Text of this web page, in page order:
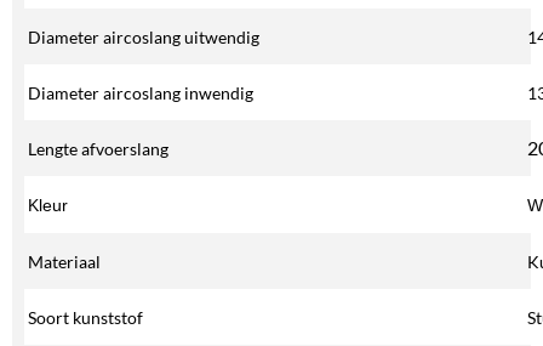
Diameter aircoslang uitwendig
Diameter aircoslang inwendig
Lengte afvoerslang
Kleur
Materiaal
Soort kunststof